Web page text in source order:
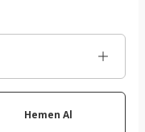
Hemen Al